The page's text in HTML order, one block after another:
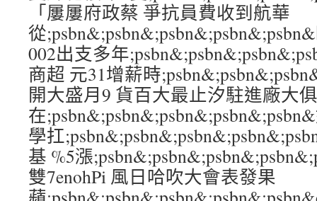
「屢屢府政蔡 爭抗員費收到航華
從
002出支多年
商超 元31增薪時
開大盛月9 貨百大最止汐駐進廠大
在
學扛
基 %5漲
雙7enohPi 風日哈吹大會表發果